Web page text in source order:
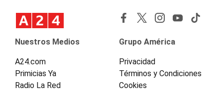
Nuestros Medios
A24.com
Primicias Ya
Radio La Red
Grupo América
Privacidad
Términos y Condiciones
Cookies